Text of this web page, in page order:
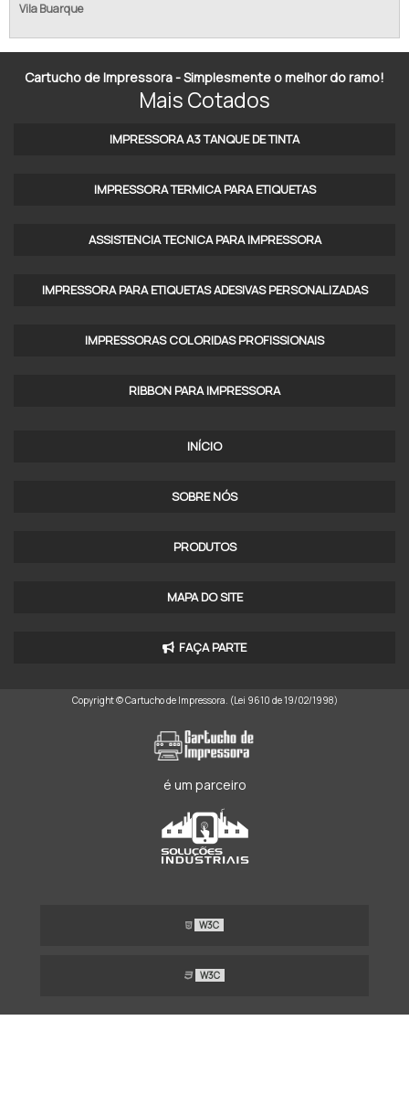
TINTA PIGMENTADA
TINTA PIGMENTADA BRANCA
TINTA PIGMENTADA IMPRESSORA
TINTA VULCANIZÁVEL
Vila Buarque
Cartucho de Impressora - Simplesmente o melhor do ramo!
Mais Cotados
IMPRESSORA A3 TANQUE DE TINTA​
IMPRESSORA TERMICA PARA ETIQUETAS​
ASSISTENCIA TECNICA PARA IMPRESSORA
IMPRESSORA PARA ETIQUETAS ADESIVAS PERSONALIZADAS
IMPRESSORAS COLORIDAS PROFISSIONAIS​
RIBBON PARA IMPRESSORA
INÍCIO
SOBRE NÓS
PRODUTOS
MAPA DO SITE
FAÇA PARTE
Copyright © Cartucho de Impressora. (Lei 9610 de 19/02/1998)
é um parceiro
W3C
W3C